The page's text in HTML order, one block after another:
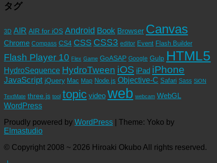
タグ
3D AIR AIR for iOS Android Book Browser Canvas
Chrome Compass CS4 CSS CSS3 editor Event Flash Builder
Flash Player 10 Flex Game GoASAP Google Gulp HTML5
HydroSequence HydroTween iOS iPad iPhone
JavaScript jQuery Mac Map Node.js Objective-C Safari Sass SiON
TextMate three.js tool topic video web webcam WebGL
WordPress
Proudly powered by WordPress
Theme: Yoko by
Elmastudio
© Copyright 2008 ~ 2026 Hiroaki Okubo All rights reserved.